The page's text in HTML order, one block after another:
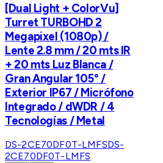
[Dual Light + ColorVu]
Turret TURBOHD 2
Megapixel (1080p) /
Lente 2.8 mm / 20 mts IR
+ 20 mts Luz Blanca /
Gran Angular 105° /
Exterior IP67 / Micrófono
Integrado / dWDR / 4
Tecnologías / Metal
DS-2CE70DF0T-LMFSDS-
2CE70DF0T-LMFS